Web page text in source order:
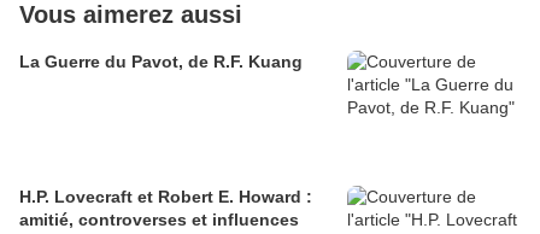
Vous aimerez aussi
La Guerre du Pavot, de R.F. Kuang
H.P. Lovecraft et Robert E. Howard :
amitié, controverses et influences